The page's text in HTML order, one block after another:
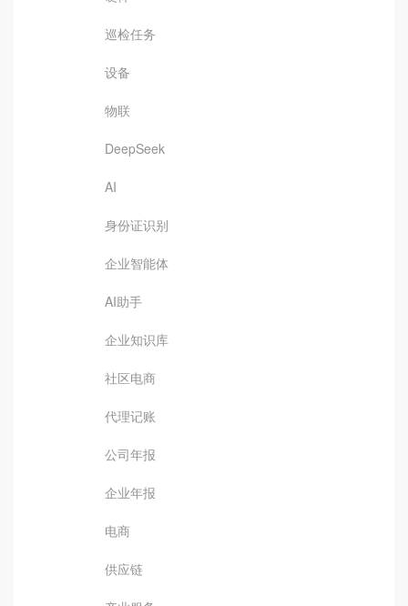
巡检任务
设备
物联
DeepSeek
AI
身份证识别
企业智能体
AI助手
企业知识库
社区电商
代理记账
公司年报
企业年报
电商
供应链